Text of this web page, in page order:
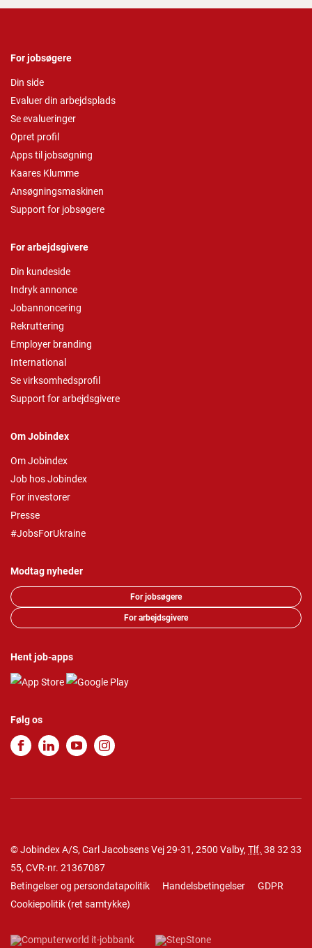
For jobsøgere
Din side
Evaluer din arbejdsplads
Se evalueringer
Opret profil
Apps til jobsøgning
Kaares Klumme
Ansøgningsmaskinen
Support for jobsøgere
For arbejdsgivere
Din kundeside
Indryk annonce
Jobannoncering
Rekruttering
Employer branding
International
Se virksomhedsprofil
Support for arbejdsgivere
Om Jobindex
Om Jobindex
Job hos Jobindex
For investorer
Presse
#JobsForUkraine
Modtag nyheder
For jobsøgere
For arbejdsgivere
Hent job-apps
Følg os
© Jobindex A/S, Carl Jacobsens Vej 29-31, 2500 Valby, Tlf. 38 32 33
55, CVR-nr. 21367087
Betingelser og persondatapolitik
Handelsbetingelser
GDPR
Cookiepolitik (ret samtykke)